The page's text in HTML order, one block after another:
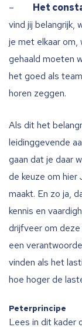
– Het
vind jij belangrijk,
je met elkaar om,
gehaald moeten
het goed als
horen zeggen.
Als dit het
leidinggevende
gaan dat je daar
de keuze om
maakt. En zo ja,
kennis en
drijfveer om
een
vinden als het
hoe hoger de
Peterprincipe
Lees in dit kader